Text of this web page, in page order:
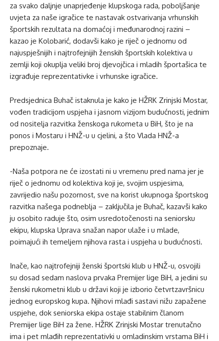
za svako daljnje unaprjeđenje klupskoga rada, poboljšanje
uvjeta za naše igračice te nastavak ostvarivanja vrhunskih
športskih rezultata na domaćoj i međunarodnoj razini –
kazao je Kolobarić, dodavši kako je riječ o jednomu od
najuspješnijih i najtrofejnijih ženskih športskih kolektiva u
zemlji koji okuplja veliki broj djevojčica i mladih športašica te
izgrađuje reprezentativke i vrhunske igračice.
Predsjednica Buhač istaknula je kako je HŽRK Zrinjski Mostar,
vođen tradicijom uspjeha i jasnom vizijom budućnosti, jednim
od nositelja razvitka ženskoga rukometa u BiH, što je na
ponos i Mostaru i HNŽ-u u cjelini, a što Vlada HNŽ-a
prepoznaje.
-Naša potpora ne će izostati ni u vremenu pred nama jer je
riječ o jednomu od kolektiva koji je, svojim uspjesima,
zavrijedio našu pozornost, sve na korist ukupnoga športskog
razvitka našega podneblja – zaključila je Buhač, kazavši kako
ju osobito raduje što, osim usredotočenosti na seniorsku
ekipu, klupska Uprava snažan napor ulaže i u mlade,
poimajući ih temeljem njihova rasta i uspjeha u budućnosti.
Inače, kao najtrofejniji ženski športski klub u HNŽ-u, osvojili
su dosad sedam naslova prvaka Premijer lige BiH, a jedini su
ženski rukometni klub u državi koji je izborio četvrtzavršnicu
jednog europskog kupa. Njihovi mlađi sastavi nižu zapažene
uspjehe, dok seniorska ekipa ostaje stabilnim članom
Premijer lige BiH za žene. HŽRK Zrinjski Mostar trenutačno
ima i pet mlađih reprezentativki u omladinskim vrstama BiH i